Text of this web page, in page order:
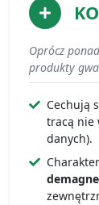
Oprócz
produkty
Cechują
tracą nie
danych).